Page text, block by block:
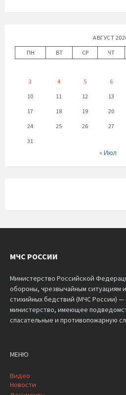
АВГУСТ
ПН
ВТ СР ЧТ
3
4 5 6
10
11 12 13
17
18 19 20
24
25 26 27
31
« Июл
МЧС РОССИИ
Министерство Российской
обороны, чрезвычайным ситуациям
стихийных бедствий (МЧС России)
министерство, имеющее
спасательные и противопожарную
МЕНЮ
Видео
Новости